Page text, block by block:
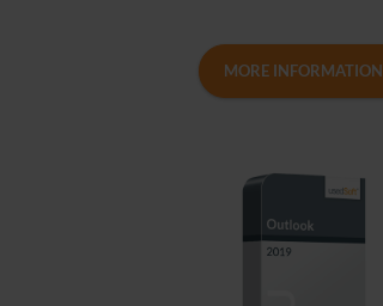
MORE INFORMATION